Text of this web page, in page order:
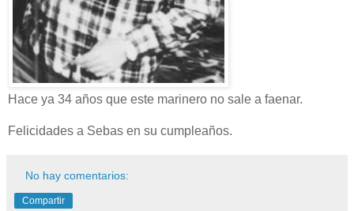
Hace ya 34 años que este marinero no sale a faenar.
Felicidades a Sebas en su cumpleaños.
No hay comentarios:
Compartir